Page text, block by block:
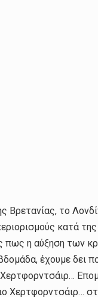
Βρετανίας, το
κατά
πως η αύξηση των
έχουμε δει
Χερτφορντσάιρ…